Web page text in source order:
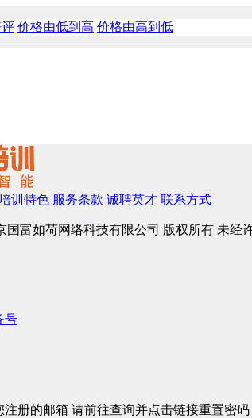
价格由低到高 价格由高到低
训特色 服务条款 诚聘英才 联系方式
国富如荷网络科技有限公司 版权所有 未经
号
注册的邮箱 请前往查询并点击链接重置密码